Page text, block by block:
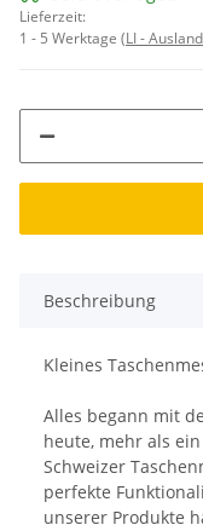
Lieferzeit:
1 - 5 Werktage (LI -
Beschreibung
Kleines
Alles begann mit
heute, mehr als
Schweizer
perfekte
unserer Produkte